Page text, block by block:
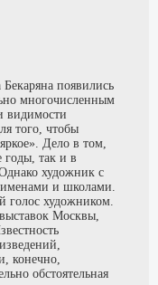
появились
многочисленным
видимости
того, чтобы
Дело в том,
годы, так и в
художник с
именами и школами.
голос художником.
Москвы,
конечно,
обстоятельная